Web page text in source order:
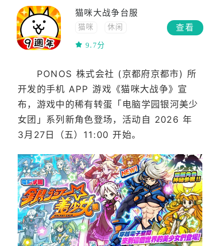
猫咪大战争台服
猫咪
休闲
中文
9.7分
查看
PONOS 株式会社 (京都府京都市) 所
开发的手机 APP 游戏《猫咪大战争》宣
布，游戏中的稀有转蛋「电脑学园银河美少
女团」系列新角色登场，活动自 2026 年
3月27日（五）11:00 开始。